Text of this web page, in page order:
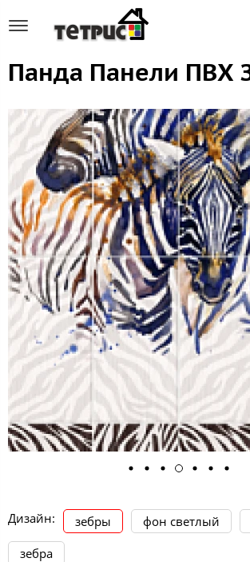
Панда Панели ПВХ
Дизайн: зебры фон светлый
зебра